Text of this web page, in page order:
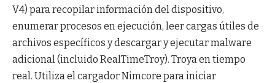
V4) para recopilar información del dispositivo,
enumerar procesos en ejecución, leer cargas útiles de
archivos específicos y descargar y ejecutar malware
adicional (incluido RealTimeTroy). Troya en tiempo
real. Utiliza el cargador Nimcore para iniciar